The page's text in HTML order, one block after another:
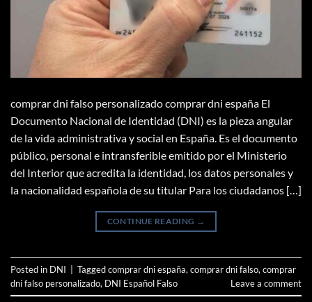
comprar dni falso personalizado comprar dni españa El
Documento Nacional de Identidad (DNI) es la pieza angular
de la vida administrativa y social en España. Es el documento
público, personal e intransferible emitido por el Ministerio
del Interior que acredita la identidad, los datos personales y
la nacionalidad española de su titular Para los ciudadanos […]
CONTINUE READING →
Posted in DNI Taggedcomprar dni españa, comprar dni falso, comprar
dni falso personalizado, DNI Español Falso Leave a comment